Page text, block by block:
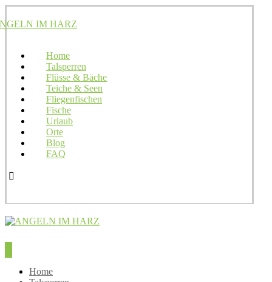
Home
Talsperren
Flüsse & Bäche
Teiche & Seen
Fliegenfischen
Fische
Urlaub
Orte
Blog
FAQ
Home